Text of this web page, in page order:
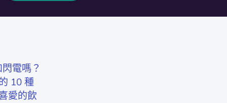
電嗎？
10 種
愛的飲